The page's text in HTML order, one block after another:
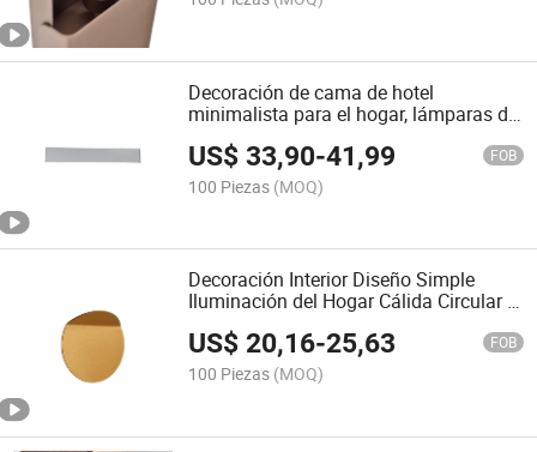
Decoración de cama de hotel
minimalista para el hogar, lámparas de
blanco cálido 20W
US$33,90-41,99 FOB
100 Piezas (MOQ)
Decoración Interior Diseño Simple
Iluminación del Hogar Cálida Circular 3
Lámparas de Pared LED
US$20,16-25,63 FOB
100 Piezas (MOQ)